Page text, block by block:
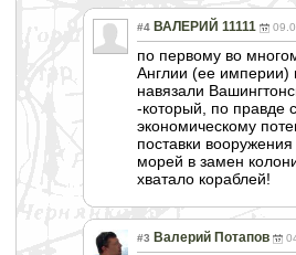
#4 ВАЛЕРИЙ 11111
по первому во
Англии (ее империи)
навязали
-который, по правде
экономическому
поставки
морей в замен
хватало кораблей!
#3 Валерий Потапов